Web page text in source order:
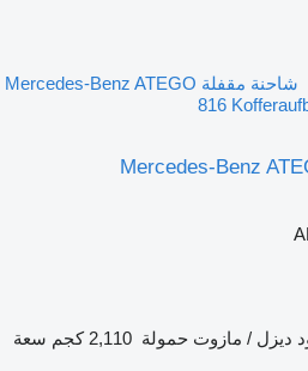
شاحنة مقفلة Mercedes-Benz ATEGO
816
Mercedes-Benz
ديزل / مازوت حمولة 2,110 كجم
سعة